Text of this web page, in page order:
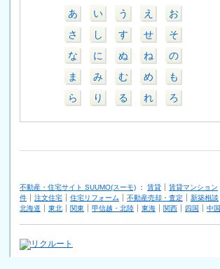
あ い う え
お
さ
し す せ
そ
な
に ぬ ね
の
ま
み む め
も
ら
り る れ ろ
不動産・住宅サイト SUUMO(スーモ) ： 賃貸 賃貸マンション
件
注文住宅 住宅リフォーム 不動産売却・査定 新築相談
北海道
東北 関東 甲信越・北陸 東海 関西 四国 中国